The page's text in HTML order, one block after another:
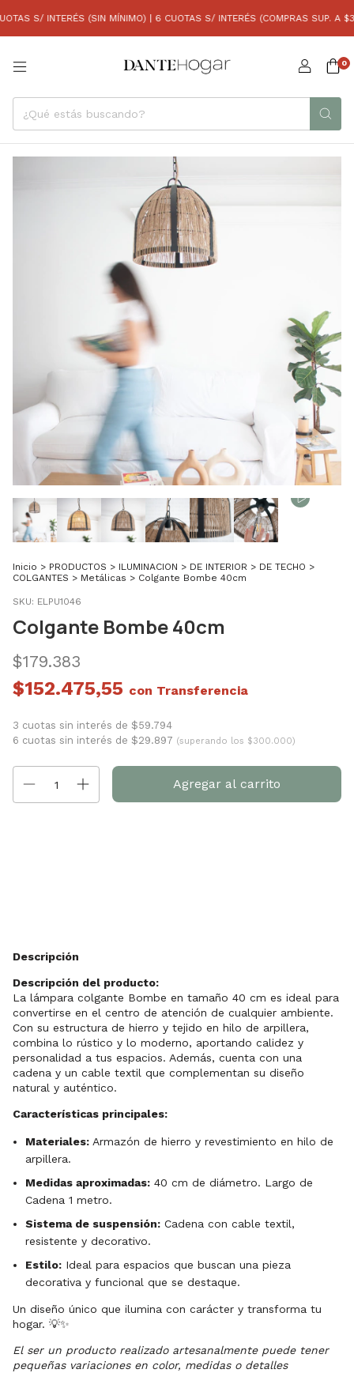
S/ INTERÉS (SIN MÍNIMO) | 6 CUOTAS S/ INTERÉS (COMPRAS SUP. A
0
Inicio > PRODUCTOS > ILUMINACION > DE INTERIOR > DE TECHO >
COLGANTES > Metálicas > Colgante Bombe 40cm
SKU: ELPU1046
Colgante Bombe 40cm
$179.383
$152.475,55 con
3 cuotas sin interés de $59.794
6 cuotas sin interés de $29.897 (superando los $300.000)
Descripción
Descripción del producto:
La lámpara colgante Bombe en tamaño 40 cm es ideal para
convertirse en el centro de atención de cualquier ambiente.
Con su estructura de hierro y tejido en hilo de arpillera,
combina lo rústico y lo moderno, aportando calidez y
personalidad a tus espacios. Además, cuenta con una
cadena y un cable textil que complementan su diseño
natural y auténtico.
Características principales:
Materiales: Armazón de hierro y revestimiento en hilo de
arpillera.
Medidas aproximadas: 40 cm de diámetro. Largo de
Cadena 1 metro.
Sistema de suspensión: Cadena con cable textil,
resistente y decorativo.
Estilo: Ideal para espacios que buscan una pieza
decorativa y funcional que se destaque.
Un diseño único que ilumina con carácter y transforma tu
hogar. 💡✨
El ser un producto realizado artesanalmente puede tener
pequeñas variaciones en color, medidas o detalles